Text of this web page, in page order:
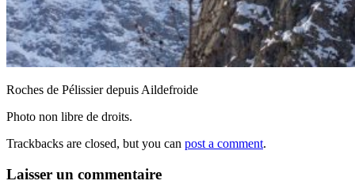
Roches de Pélissier depuis Aildefroide
Photo non libre de droits.
Trackbacks are closed, but you can post a comment.
Laisser un commentaire